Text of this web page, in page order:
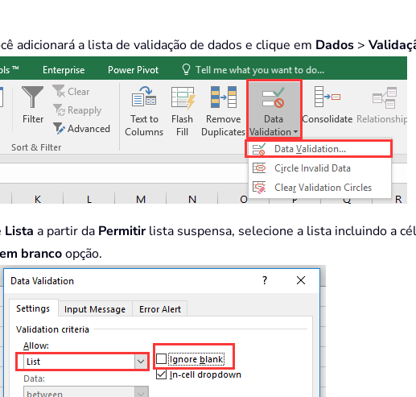
adicionará a lista de validação de dados e clique em Dados >
Lista a partir da Permitirlista suspensa, selecione a lista incluindo a
brancoopção.